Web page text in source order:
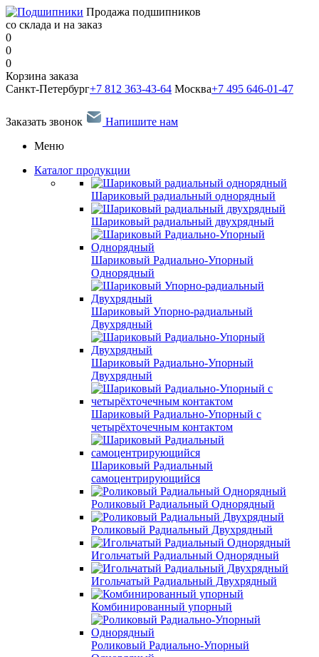
Продажа подшипников
со склада и на заказ
0
0
0
Корзина заказа
Санкт-Петербург+7 812 363-43-64 Москва+7 495 646-01-47
Заказать звонок
Напишите нам
Меню
Каталог продукции
Шариковый радиальный однорядный
Шариковый радиальный двухрядный
Шариковый Радиально-Упорный
Однорядный
Шариковый Упорно-радиальный
Двухрядный
Шариковый Радиально-Упорный
Двухрядный
Шариковый Радиально-Упорный с
четырёхточечным контактом
Шариковый Радиальный
самоцентрирующийся
Роликовый Радиальный Однорядный
Роликовый Радиальный Двухрядный
Игольчатый Радиальный Однорядный
Игольчатый Радиальный Двухрядный
Комбинированный упорный
Роликовый Радиально-Упорный